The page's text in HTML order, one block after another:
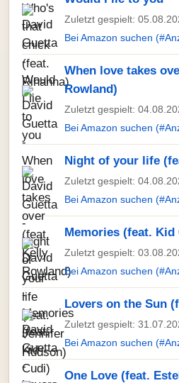
Zuletzt gespielt:
Bei Amazon suchen
When love takes
Rowland)
Zuletzt gespielt:
Bei Amazon suchen
Night of your life
Zuletzt gespielt:
Bei Amazon suchen
Memories (feat. Kid
Zuletzt gespielt:
Bei Amazon suchen
Lovers on the Sun
Zuletzt gespielt:
Bei Amazon suchen
One Love (feat.